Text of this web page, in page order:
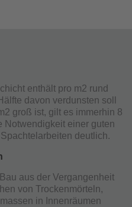
enthält pro m2 rund
davon verdunsten soll
groß ist, gilt es immerhin 8
Notwendigkeit einer guten
deutlich.
aus der Vergangenheit
von Trockenmörteln,
in Innenräumen